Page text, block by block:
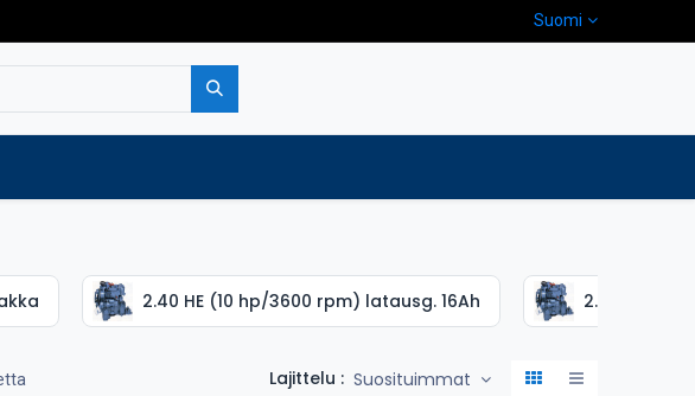
Suomi
2.40 HE (10 hp/3600 rpm) latausg. 16Ah 2.40 HE (10
Lajittelu : Suosituimmat